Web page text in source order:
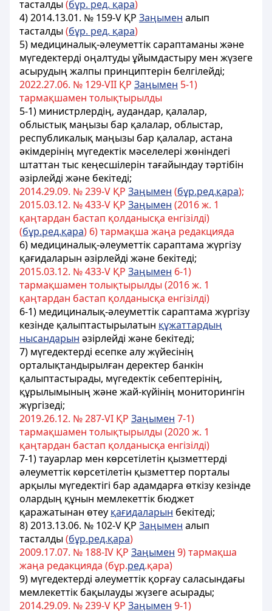
тасталды(бұр. ред. қара)
4) 2014.13.01. № 159-V ҚР Заңымен алып
тасталды(бұр. ред. қара)
5) медициналық-әлеуметтiк сараптаманы және
мүгедектердi оңалтуды ұйымдастыру мен жүзеге
асырудың жалпы принциптерiн белгiлейдi;
2022.27.06. № 129-VII ҚР Заңымен 5-1)
тармақшамен толықтырылды
5-1) министрлердің, аудандар, қалалар,
облыстық маңызы бар қалалар, облыстар,
республикалық маңызы бар қалалар, астана
әкімдерінің мүгедектік мәселелері жөніндегі
штаттан тыс кеңесшілерін тағайындау тәртібін
әзірлейді және бекітеді;
2014.29.09. № 239-V ҚР Заңымен (бұр.ред.қара);
2015.03.12. № 433-V ҚР Заңымен (2016 ж. 1
қаңтардан бастап қолданысқа енгiзiлдi)
(бұр.ред.қара) 6) тармақша жаңа редакцияда
6) медициналық-әлеуметтік сараптама жүргізу
қағидаларын әзiрлейдi және бекітеді;
2015.03.12. № 433-V ҚР Заңымен 6-1)
тармақшамен толықтырылды (2016 ж. 1
қаңтардан бастап қолданысқа енгiзiлдi)
6-1) медициналық-әлеуметтік сараптама жүргізу
кезінде қалыптастырылатын құжаттардың
нысандарын әзірлейді және бекітеді;
7) мүгедектердi есепке алу жүйесiнiң
орталықтандырылған деректер банкiн
қалыптастырады, мүгедектiк себептерiнiң,
құрылымының және жай-күйiнiң мониторингiн
жүргiзедi;
2019.26.12. № 287-VІ ҚР Заңымен 7-1)
тармақшамен толықтырылды (2020 ж. 1
қаңтардан бастап қолданысқа енгізілді)
7-1) тауарлар мен көрсетілетін қызметтерді
әлеуметтік көрсетілетін қызметтер порталы
арқылы мүгедектігі бар адамдарға өткізу кезінде
олардың құнын мемлекеттік бюджет
қаражатынан өтеу қағидаларын бекітеді;
8) 2013.13.06. № 102-V ҚР Заңымен алып
тасталды(бұр.ред.қара)
2009.17.07. № 188-IV ҚР Заңымен 9) тармақша
жаңа редакцияда (бұр.ред.қара)
9) мүгедектердi әлеуметтiк қорғау саласындағы
мемлекеттік бақылауды жүзеге асырады;
2014.29.09. № 239-V ҚР Заңымен 9-1)